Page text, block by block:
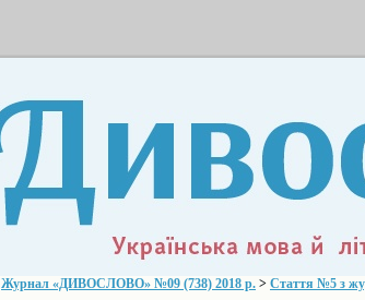
Журнал «ДИВОСЛОВО» №09 (738) 2018 р. > Стаття №5 з